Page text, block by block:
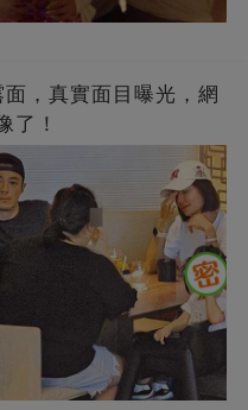
，真實面目曝光，網
了！